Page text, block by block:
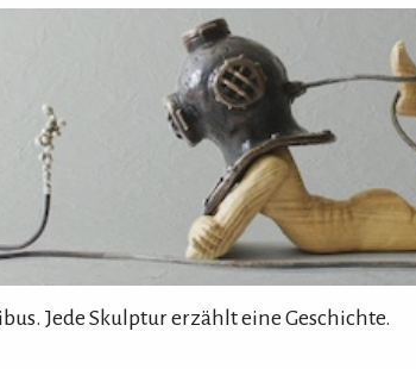
Jede Skulptur erzählt eine Geschichte.